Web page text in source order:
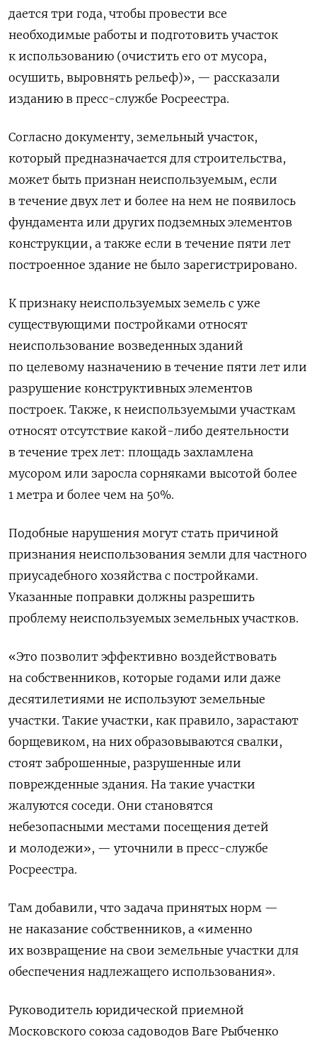
дается три года, чтобы провести все
необходимые работы и подготовить участок
к использованию (очистить его от мусора,
осушить, выровнять рельеф)», — рассказали
изданию в пресс-службе Росреестра.
Согласно документу, земельный участок,
который предназначается для строительства,
может быть признан неиспользуемым, если
в течение двух лет и более на нем не появилось
фундамента или других подземных элементов
конструкции, а также если в течение пяти лет
построенное здание не было зарегистрировано.
К признаку неиспользуемых земель с уже
существующими постройками относят
неиспользование возведенных зданий
по целевому назначению в течение пяти лет или
разрушение конструктивных элементов
построек. Также, к неиспользуемыми участкам
относят отсутствие какой-либо деятельности
в течение трех лет: площадь захламлена
мусором или заросла сорняками высотой более
1 метра и более чем на 50%.
Подобные нарушения могут стать причиной
признания неиспользования земли для частного
приусадебного хозяйства с постройками.
Указанные поправки должны разрешить
проблему неиспользуемых земельных участков.
«Это позволит эффективно воздействовать
на собственников, которые годами или даже
десятилетиями не используют земельные
участки. Такие участки, как правило, зарастают
борщевиком, на них образовываются свалки,
стоят заброшенные, разрушенные или
поврежденные здания. На такие участки
жалуются соседи. Они становятся
небезопасными местами посещения детей
и молодежи», — уточнили в пресс-службе
Росреестра.
Там добавили, что задача принятых норм —
не наказание собственников, а «именно
их возвращение на свои земельные участки для
обеспечения надлежащего использования».
Руководитель юридической приемной
Московского союза садоводов Ваге Рыбченко